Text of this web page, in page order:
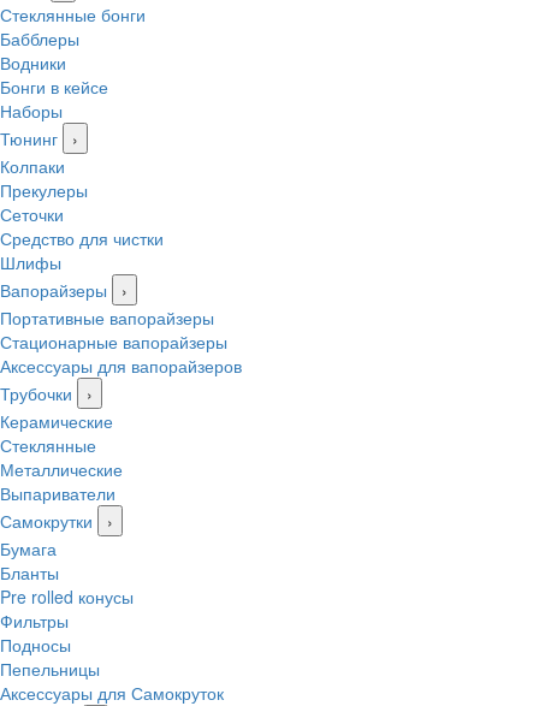
Стеклянные бонги
Бабблеры
Водники
Бонги в кейсе
Наборы
Тюнинг
›
Колпаки
Прекулеры
Сеточки
Средство для чистки
Шлифы
Вапорайзеры
›
Портативные вапорайзеры
Стационарные вапорайзеры
Аксессуары для вапорайзеров
Трубочки
›
Керамические
Стеклянные
Металлические
Выпариватели
Самокрутки
›
Бумага
Бланты
Pre rolled конусы
Фильтры
Подносы
Пепельницы
Аксессуары для Самокруток